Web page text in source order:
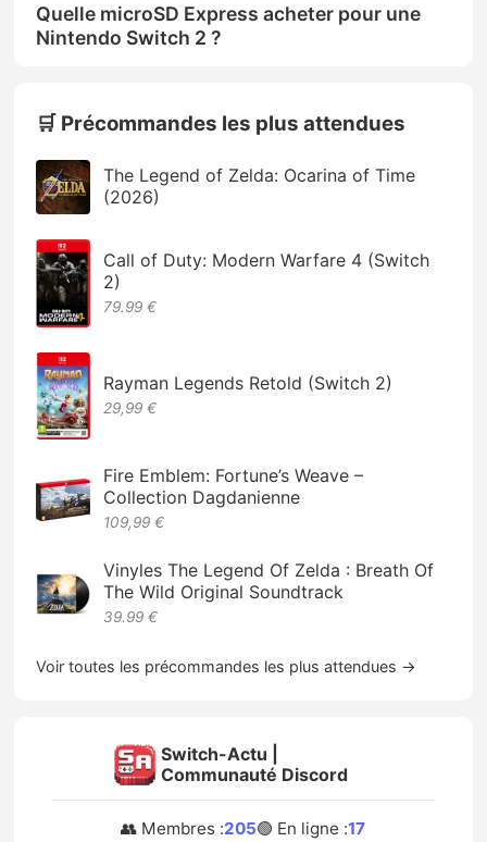
Quelle microSD Express acheter pour une
Nintendo Switch 2 ?
🛒 Précommandes les plus attendues
The Legend of Zelda: Ocarina of Time
(2026)
Call of Duty: Modern Warfare 4 (Switch
2)
79.99 €
Rayman Legends Retold (Switch 2)
29,99 €
Fire Emblem: Fortune’s Weave –
Collection Dagdanienne
109,99 €
Vinyles The Legend Of Zelda : Breath Of
The Wild Original Soundtrack
39.99 €
Voir toutes les précommandes les plus attendues →
Switch-Actu |
Communauté Discord
👥 Membres :205🟢 En ligne :17